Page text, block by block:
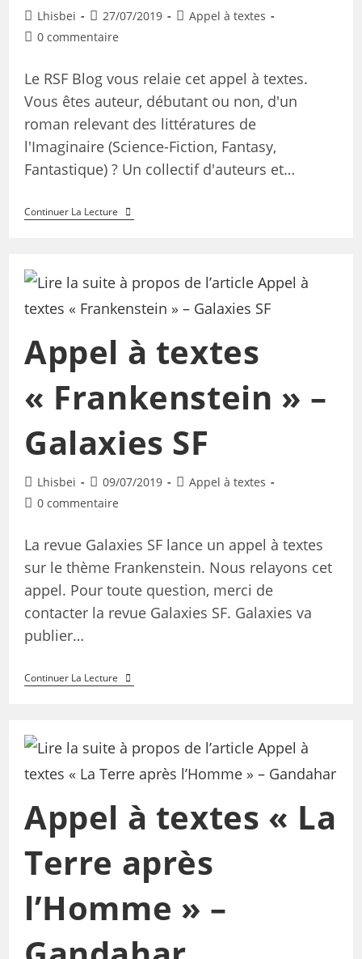
Lhisbei 27/07/2019
Appel à textes
0 commentaire
Le RSF Blog vous relaie cet appel à textes.
Vous êtes auteur, débutant ou non, d'un
roman relevant des littératures de
l'Imaginaire (Science-Fiction, Fantasy,
Fantastique) ? Un collectif d'auteurs et…
Continuer La Lecture
Appel à textes
« Frankenstein » –
Galaxies SF
Lhisbei 09/07/2019
Appel à textes
0 commentaire
La revue Galaxies SF lance un appel à textes
sur le thème Frankenstein. Nous relayons cet
appel. Pour toute question, merci de
contacter la revue Galaxies SF. Galaxies va
publier…
Continuer La Lecture
Appel à textes « La
Terre après
l’Homme » –